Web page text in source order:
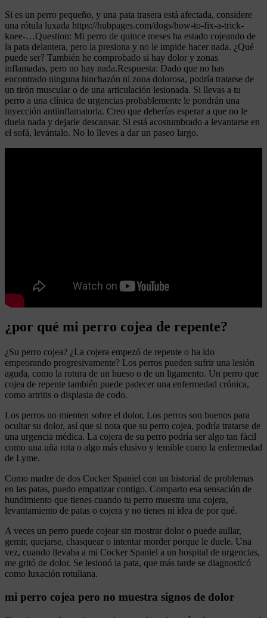
Si es un perro pequeño, y una pata trasera está afectada, considere
una rótula luxada https://hubpages.com/dogs/how-to-fix-a-trick-
knee-…Question: Mi perro de quince meses ha estado cojeando de
la pata delantera, pero la presiona y no le impide hacer nada. ¿Qué
puede ser? También he comprobado si hay dolor y zonas
inflamadas, pero no hay nada.Respuesta: Dado que no has
encontrado ninguna hinchazón ni zona dolorosa, podría tratarse de
un tirón muscular o de una articulación lesionada. Si llevas a tu
perro a una clínica de urgencias probablemente le pondrán una
inyección antiinflamatoria. Creo que deberías esperar a que no le
duela nada y dejarle descansar. Si está acostumbrado a levantarse en
el sofá, levántalo. No lo lleves a dar un paseo largo.
¿por qué mi perro cojea de repente?
¿Su perro cojea? ¿La cojera empezó de repente o ha ido
empeorando progresivamente? Los perros pueden sufrir una lesión
aguda, como la rotura de un hueso o de un ligamento. Un perro que
cojea de repente también puede padecer una enfermedad crónica,
como artritis o displasia de codo.
Los perros no mienten sobre el dolor. Los perros son buenos para
ocultar su dolor, así que si nota que su perro cojea, podría tratarse de
una urgencia médica. La cojera de su perro podría ser algo tan fácil
como una uña rota o algo más elusivo y temible como la enfermedad
de Lyme.
Como madre de dos Cocker Spaniel con un historial de problemas
en las patas, puedo empatizar contigo. Comparto esa sensación de
hundimiento que tienes cuando tu perro muestra una cojera,
levantamiento de patas o cojera y no tienes ni idea de por qué.
A veces un perro puede cojear sin mostrar dolor o puede aullar,
gemir, quejarse, chasquear o intentar morder porque le duele. Una
vez, cuando llevaba a mi Cocker Spaniel a un hospital de urgencias,
me gritó de dolor. Se lesionó la pata, que más tarde se diagnosticó
como luxación rotuliana.
mi perro cojea pero no muestra signos de dolor